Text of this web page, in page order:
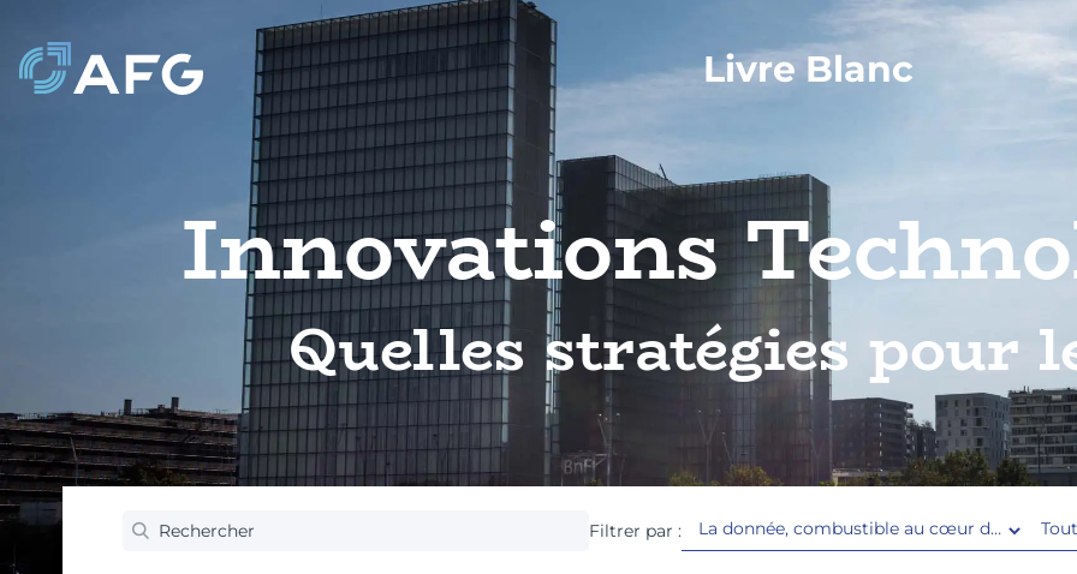
Livre Blanc
Innovations
Quelles stratégies pour
Filtrer par :